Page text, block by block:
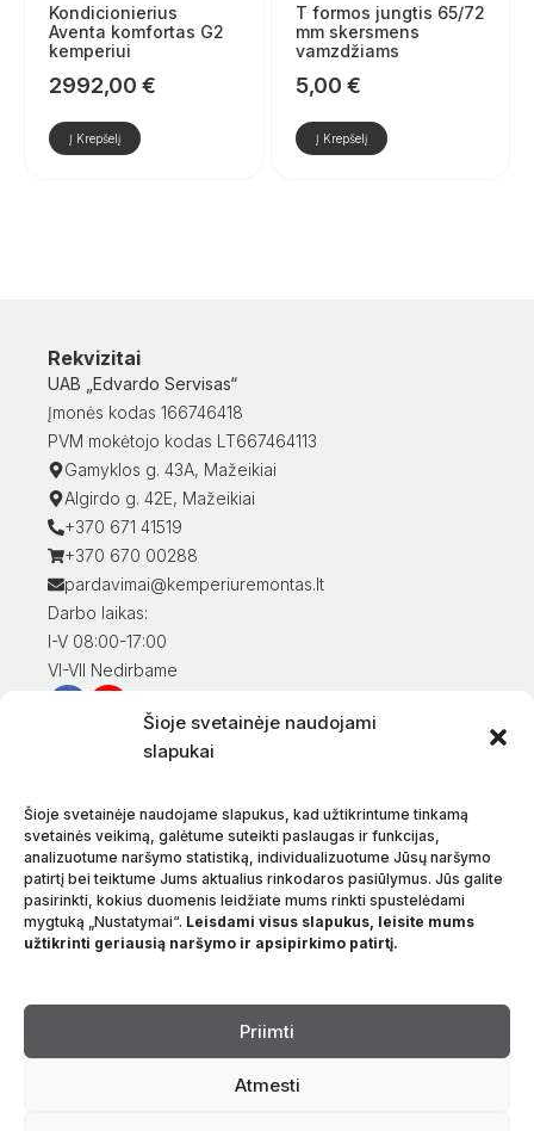
Šioje svetainėje naudojami
slapukai
Šioje svetainėje naudojame slapukus, kad užtikrintume tinkamą
svetainės veikimą, galėtume suteikti paslaugas ir funkcijas,
analizuotume naršymo statistiką, individualizuotume Jūsų naršymo
patirtį bei teiktume Jums aktualius rinkodaros pasiūlymus. Jūs galite
pasirinkti, kokius duomenis leidžiate mums rinkti spustelėdami
mygtuką „Nustatymai“. Leisdami visus slapukus, leisite mums
užtikrinti geriausią naršymo ir apsipirkimo patirtį.
Priimti
Atmesti
Kondicionierius
Aventa komfortas G2
kemperiui
2992,00 €
Į Krepšelį
T formos jungtis 65/72
mm skersmens
vamzdžiams
5,00 €
Į Krepšelį
Rekvizitai
UAB „Edvardo Servisas“
Įmonės kodas 166746418
PVM mokėtojo kodas LT667464113
Gamyklos g. 43A, Mažeikiai
Algirdo g. 42E, Mažeikiai
+370 671 41519
+370 670 00288
pardavimai@kemperiuremontas.lt
Darbo laikas:
I-V 08:00-17:00
VI-VII Nedirbame
Informacija klientams
Prekių pristatymas
Prekių grąžinimas
Sąlygos ir taisyklės
Privatumo politika
Apie mus
Kalba